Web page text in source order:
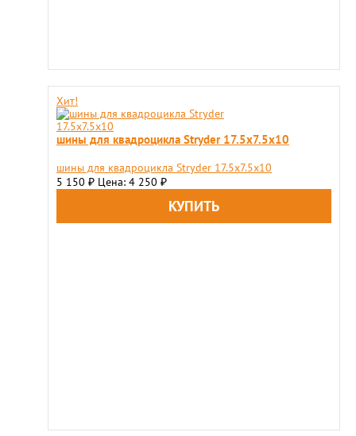
Хит!
шины для квадроцикла Stryder 17.5х7.5х10
шины для квадроцикла Stryder 17.5х7.5х10
5 150 ₽ Цена: 4 250 ₽